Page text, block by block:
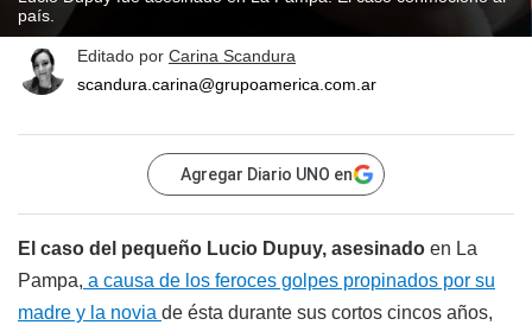
país.
Editado por Carina Scandura
scandura.carina@grupoamerica.com.ar
Agregar Diario UNO en
El caso del pequeño Lucio Dupuy, asesinado en La
Pampa, a causa de los feroces golpes propinados por su
madre y la novia de ésta durante sus cortos cincos años,